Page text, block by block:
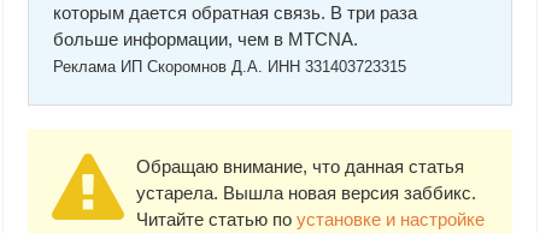
которым дается обратная связь. В три раза
больше информации, чем в MTCNA.
Реклама ИП Скоромнов Д.А. ИНН 331403723315
Обращаю внимание, что данная статья
устарела. Вышла новая версия заббикс.
Читайте статью поустановке и настройке